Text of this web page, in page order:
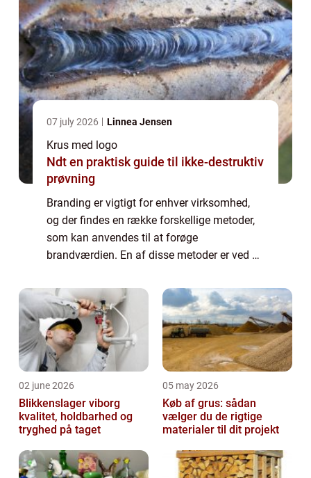
07 july 2026 Linnea Jensen
Krus med logo
Ndt en praktisk guide til ikke-destruktiv
prøvning
Branding er vigtigt for enhver virksomhed,
og der findes en række forskellige metoder,
som kan anvendes til at forøge
brandværdien. En af disse metoder er ved at
Det giver ikke kun et professionelt udseende,
m...
02 june 2026
Blikkenslager viborg
kvalitet, holdbarhed og
tryghed på taget
05 may 2026
Køb af grus: sådan
vælger du de rigtige
materialer til dit projekt